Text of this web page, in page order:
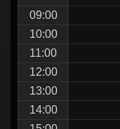
09:00
10:00
11:00
12:00
13:00
14:00